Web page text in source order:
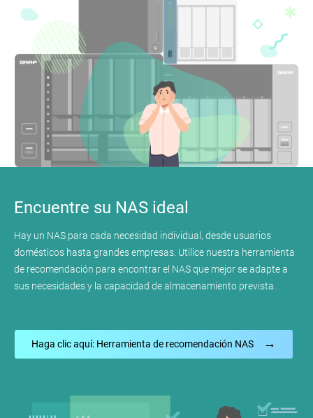
Encuentre su NAS ideal
Hay un NAS para cada necesidad individual, desde usuarios
domésticos hasta grandes empresas. Utilice nuestra herramienta
de recomendación para encontrar el NAS que mejor se adapte a
sus necesidades y la capacidad de almacenamiento prevista.
Haga clic aquí: Herramienta de recomendación NAS →